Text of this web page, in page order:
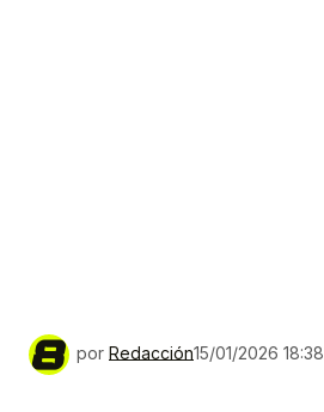
por Redacción15/01/2026 18:38